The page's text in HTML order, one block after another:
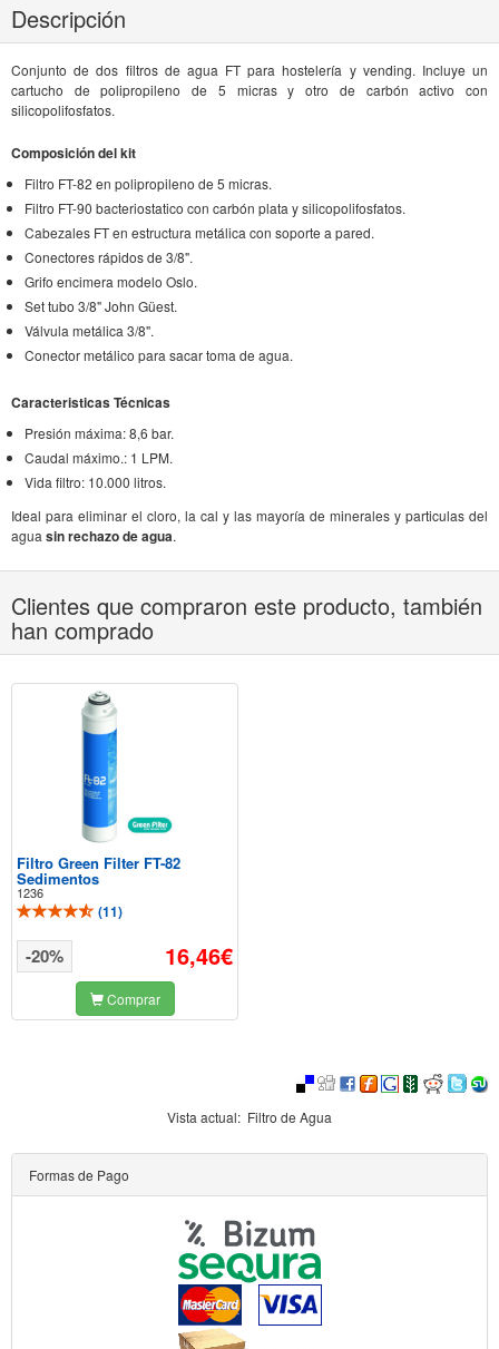
Descripción
Conjunto de dos filtros de agua FT para hostelería y vending. Incluye un
cartucho de polipropileno de 5 micras y otro de carbón activo con
silicopolifosfatos.
Composición del kit
Filtro FT-82 en polipropileno de 5 micras.
Filtro FT-90 bacteriostatico con carbón plata y silicopolifosfatos.
Cabezales FT en estructura metálica con soporte a pared.
Conectores rápidos de 3/8".
Grifo encimera modelo Oslo.
Set tubo 3/8" John Güest.
Válvula metálica 3/8".
Conector metálico para sacar toma de agua.
Caracteristicas Técnicas
Presión máxima: 8,6 bar.
Caudal máximo.: 1 LPM.
Vida filtro: 10.000 litros.
Ideal para eliminar el cloro, la cal y las mayoría de minerales y particulas del
agua sin rechazo de agua.
Clientes que compraron este producto, también
han comprado
Filtro Green Filter FT-82
Sedimentos
1236
(11)
16,46€
-20%
Comprar
Vista actual: Filtro de Agua
Formas de Pago